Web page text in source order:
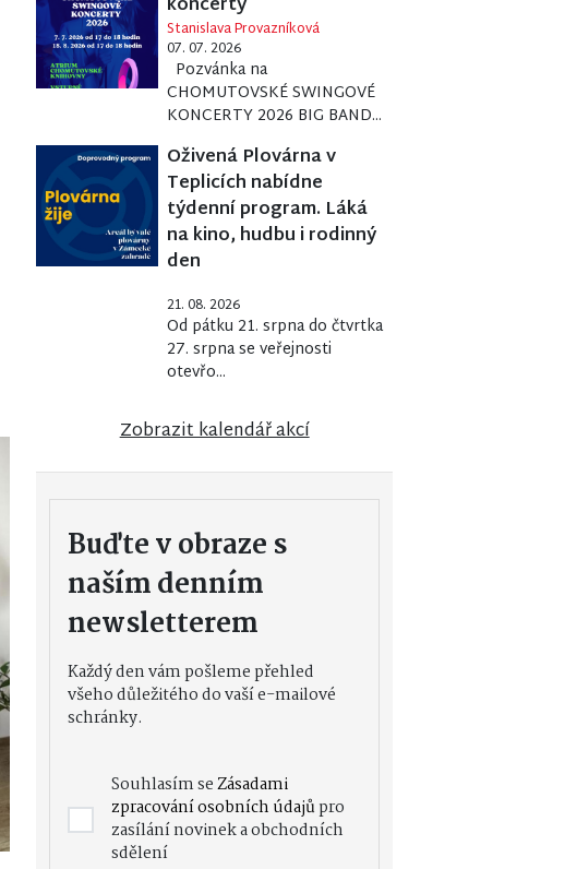
Stanislava Provazníková
07. 07. 2026
Pozvánka na
CHOMUTOVSKÉ SWINGOVÉ
KONCERTY 2026 BIG BAND...
Oživená Plovárna v
Teplicích nabídne
týdenní program. Láká
na kino, hudbu i rodinný
den
21. 08. 2026
Od pátku 21. srpna do čtvrtka
27. srpna se veřejnosti
otevřo...
Zobrazit kalendář akcí
Buďte v obraze s
naším denním
newsletterem
Každý den vám pošleme přehled
všeho důležitého do vaší e-mailové
schránky.
Souhlasím seZásadami
zpracování osobních údajůpro
zasílání novinek a obchodních
sdělení